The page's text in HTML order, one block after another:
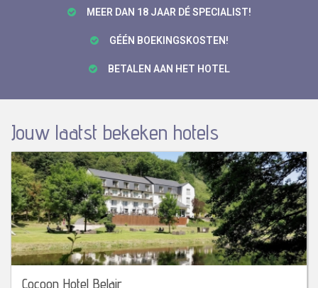
MEER DAN 18 JAAR DÉ SPECIALIST!
GÉÉN BOEKINGSKOSTEN!
BETALEN AAN HET HOTEL
Jouw laatst bekeken hotels
Cocoon Hotel Belair